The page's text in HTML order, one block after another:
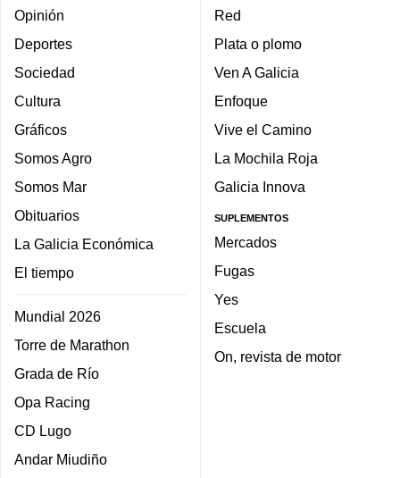
Opinión
Deportes
Sociedad
Cultura
Gráficos
Somos Agro
Somos Mar
Obituarios
La Galicia Económica
El tiempo
Mundial 2026
Torre de Marathon
Grada de Río
Opa Racing
CD Lugo
Andar Miudiño
Red
Plata o plomo
Ven A Galicia
Enfoque
Vive el Camino
La Mochila Roja
Galicia Innova
SUPLEMENTOS
Mercados
Fugas
Yes
Escuela
On, revista de motor